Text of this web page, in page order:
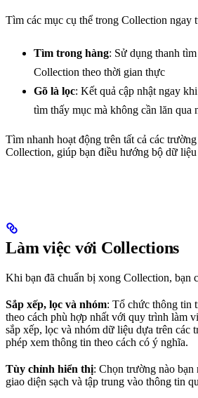
Tìm các mục cụ thể trong Collection ngay
Tìm trong hàng: Sử dụng thanh
Collection theo thời gian thực
Gõ là lọc: Kết quả cập nhật ngay
tìm thấy mục mà không cần lăn qua
Tìm nhanh hoạt động trên tất cả các
Collection, giúp bạn điều hướng bộ dữ
Làm việc với Collections
Khi bạn đã chuẩn bị xong Collection, bạn
Sắp xếp, lọc và nhóm: Tổ chức thông tin
theo cách phù hợp nhất với quy trình làm
sắp xếp, lọc và nhóm dữ liệu dựa trên các
phép xem thông tin theo cách có ý nghĩa.
Tùy chỉnh hiển thị: Chọn trường nào
giao diện sạch và tập trung vào thông tin